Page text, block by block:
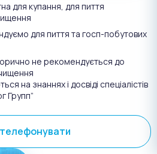
для купання, для пиття
для пиття та госп-побутових
не рекомендується до
на знаннях і досвіді спеціалістів
Групп”
№3602